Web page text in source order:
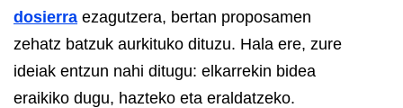
dosierra ezagutzera, bertan proposamen
zehatz batzuk aurkituko dituzu. Hala ere, zure
ideiak entzun nahi ditugu: elkarrekin bidea
eraikiko dugu, hazteko eta eraldatzeko.